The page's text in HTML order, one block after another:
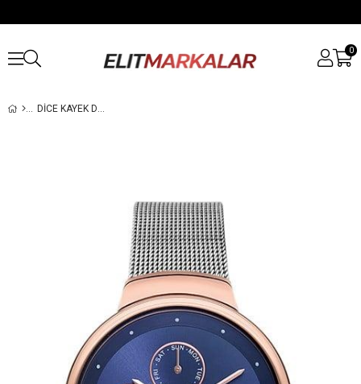
0
DICE KAYEK DK.1.AG1186.05 KADIN KOL SAATI